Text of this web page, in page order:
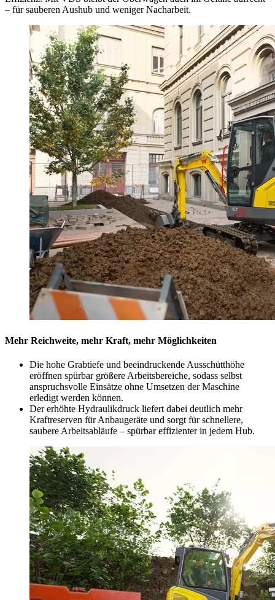
– für sauberen Aushub und weniger Nacharbeit.
Mehr Reichweite, mehr Kraft, mehr Möglichkeiten
Die hohe Grabtiefe und beeindruckende Ausschütthöhe
eröffnen spürbar größere Arbeitsbereiche, sodass selbst
anspruchsvolle Einsätze ohne Umsetzen der Maschine
erledigt werden können.
Der erhöhte Hydraulikdruck liefert dabei deutlich mehr
Kraftreserven für Anbaugeräte und sorgt für schnellere,
saubere Arbeitsabläufe – spürbar effizienter in jedem Hub.